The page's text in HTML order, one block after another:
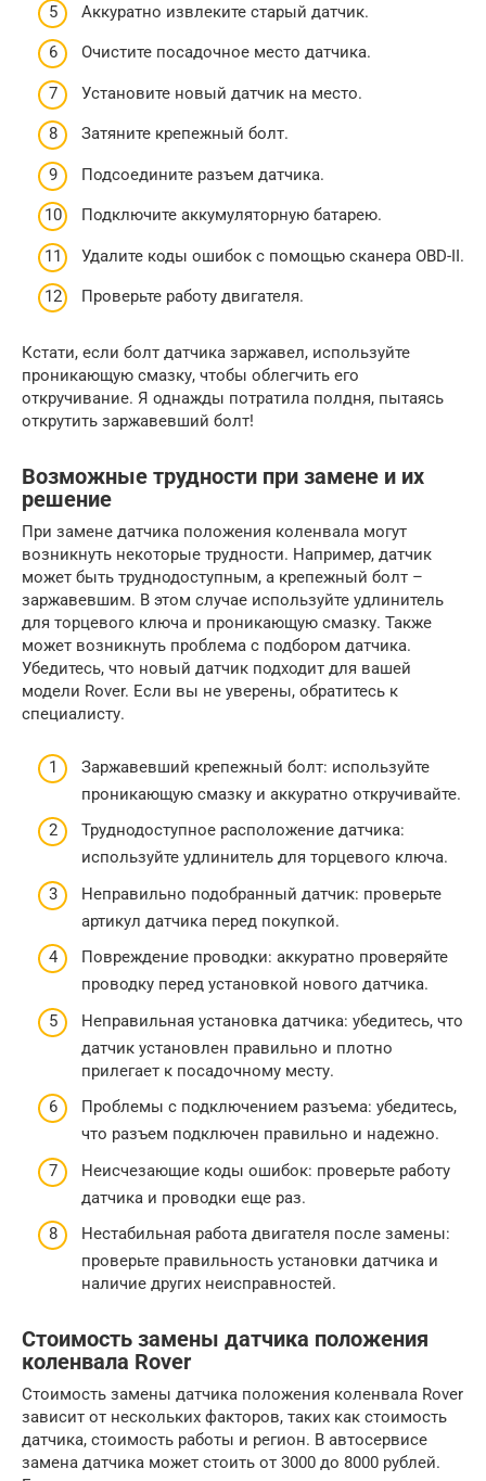
Аккуратно извлеките старый датчик.
Очистите посадочное место датчика.
Установите новый датчик на место.
Затяните крепежный болт.
Подсоедините разъем датчика.
Подключите аккумуляторную батарею.
Удалите коды ошибок с помощью сканера OBD-II.
Проверьте работу двигателя.
Кстати, если болт датчика заржавел, используйте
проникающую смазку, чтобы облегчить его
откручивание. Я однажды потратила полдня, пытаясь
открутить заржавевший болт!
Возможные трудности при замене и их
решение
При замене датчика положения коленвала могут
возникнуть некоторые трудности. Например, датчик
может быть труднодоступным, а крепежный болт –
заржавевшим. В этом случае используйте удлинитель
для торцевого ключа и проникающую смазку. Также
может возникнуть проблема с подбором датчика.
Убедитесь, что новый датчик подходит для вашей
модели Rover. Если вы не уверены, обратитесь к
специалисту.
Заржавевший крепежный болт: используйте
проникающую смазку и аккуратно откручивайте.
Труднодоступное расположение датчика:
используйте удлинитель для торцевого ключа.
Неправильно подобранный датчик: проверьте
артикул датчика перед покупкой.
Повреждение проводки: аккуратно проверяйте
проводку перед установкой нового датчика.
Неправильная установка датчика: убедитесь, что
датчик установлен правильно и плотно
прилегает к посадочному месту.
Проблемы с подключением разъема: убедитесь,
что разъем подключен правильно и надежно.
Неисчезающие коды ошибок: проверьте работу
датчика и проводки еще раз.
Нестабильная работа двигателя после замены:
проверьте правильность установки датчика и
наличие других неисправностей.
Стоимость замены датчика положения
коленвала Rover
Стоимость замены датчика положения коленвала Rover
зависит от нескольких факторов, таких как стоимость
датчика, стоимость работы и регион. В автосервисе
замена датчика может стоить от 3000 до 8000 рублей.